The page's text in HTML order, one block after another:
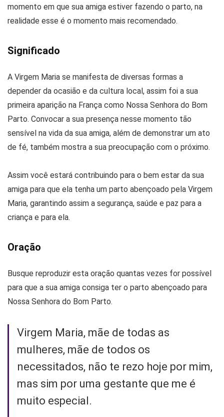
momento em que sua amiga estiver fazendo o parto, na
realidade esse é o momento mais recomendado.
Significado
A Virgem Maria se manifesta de diversas formas a
depender da ocasião e da cultura local, assim foi a sua
primeira aparição na França como Nossa Senhora do Bom
Parto. Convocar a sua presença nesse momento tão
sensível na vida da sua amiga, além de demonstrar um ato
de fé, também mostra a sua preocupação com o próximo.
Assim você estará contribuindo para o bem estar da sua
amiga para que ela tenha um parto abençoado pela Virgem
Maria, garantindo assim a segurança, saúde e paz para a
criança e para ela.
Oração
Busque reproduzir esta oração quantas vezes for possível
para que a sua amiga consiga ter o parto abençoado para
Nossa Senhora do Bom Parto.
Virgem Maria, mãe de todas as
mulheres, mãe de todos os
necessitados, não te rezo hoje por mim,
mas sim por uma gestante que me é
muito especial.